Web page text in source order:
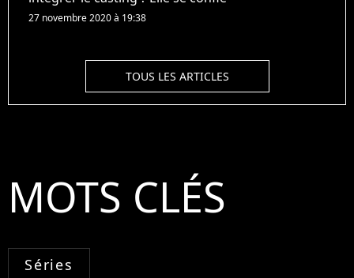
27 novembre 2020 à 19:38
TOUS LES ARTICLES
MOTS CLÉS
Séries